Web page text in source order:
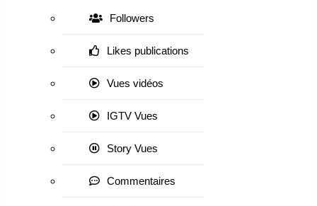
Followers
Likes publications
Vues vidéos
IGTV Vues
Story Vues
Commentaires